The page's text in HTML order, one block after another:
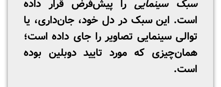
سبک سینماییرا پیش‌فرض قرار داده
است. این سبک در دل خود، جان‌داری، یا
توالی سینمایی تصاویر را جای داده است؛
همان‌چیزی که مورد تایید دوبلین بوده
است.